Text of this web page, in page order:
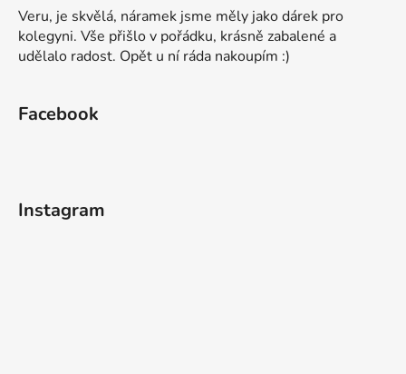
Veru, je skvělá, náramek jsme měly jako dárek pro
kolegyni. Vše přišlo v pořádku, krásně zabalené a
udělalo radost. Opět u ní ráda nakoupím :)
Facebook
Instagram